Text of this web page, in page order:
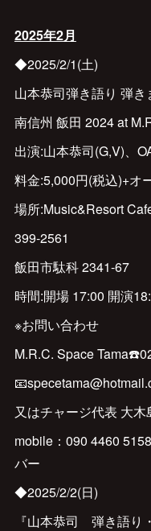
2025年2月
◆2025/2/1(土)
山本恭司弾き語り 弾
南信州 飯田 2024 at
出演:山本恭司(G,V)、
料金:5,000円(税込)+オ
場所:Music&Resort
399‐2561
飯田市駄科 2341‐67
時間:開場 17:00 開演
※お問い合わせ
M.R.C. Space
又はチャージ代表 大木
mobile：090 4460
バー
◆2025/2/2(日)
『山本恭司 弾き語り